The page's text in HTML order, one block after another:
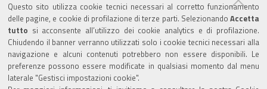
Questo sito utilizza cookie tecnici necessari al corretto funzionamento
delle pagine, e cookie di profilazione di terze parti. Selezionando Accetta
tutto si acconsente all’utilizzo dei cookie analytics e di profilazione.
Chiudendo il banner verranno utilizzati solo i cookie tecnici necessari alla
navigazione e alcuni contenuti potrebbero non essere disponibili. Le
preferenze possono essere modificate in qualsiasi momento dal menu
laterale "Gestisci impostazioni cookie".
Amministrazione trasparente
Albo Camerale
Pubblicità Legale